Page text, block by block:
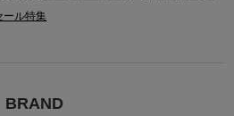
ール特集
BRAND